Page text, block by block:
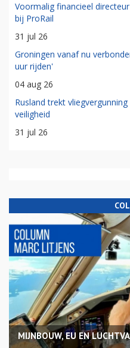
Voormalig financieel
bij ProRail
31 jul 26
Groningen vanaf nu
uur rijden'
04 aug 26
Rusland trekt
veiligheid
31 jul 26
MIJNBOUW, EU EN